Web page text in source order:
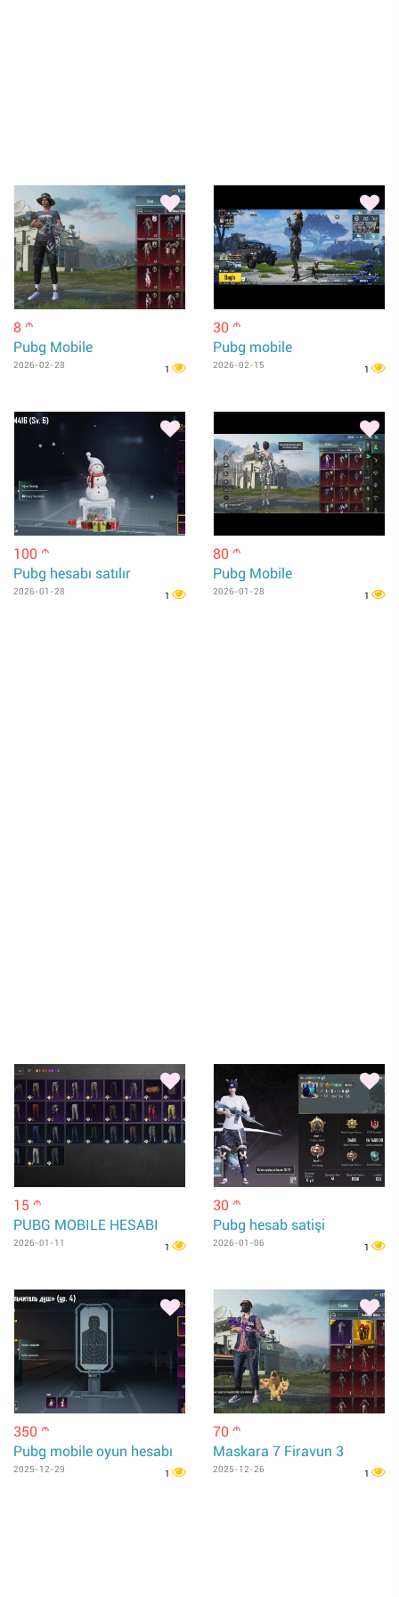
8 m
Pubg Mobile
2026-02-28 1
30 m
Pubg mobile
2026-02-15 1
100 m
Pubg hesabı satılır
2026-01-28 1
80 m
Pubg Mobile
2026-01-28 1
15 m
PUBG MOBILE HESABI
2026-01-11 1
30 m
Pubg hesab satişi
2026-01-06 1
350 m
Pubg mobile oyun hesabı
2025-12-29 1
70 m
Maskara 7 Firavun 3
2025-12-26 1